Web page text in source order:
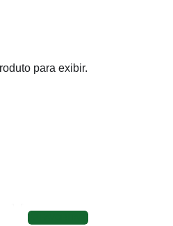
para exibir.